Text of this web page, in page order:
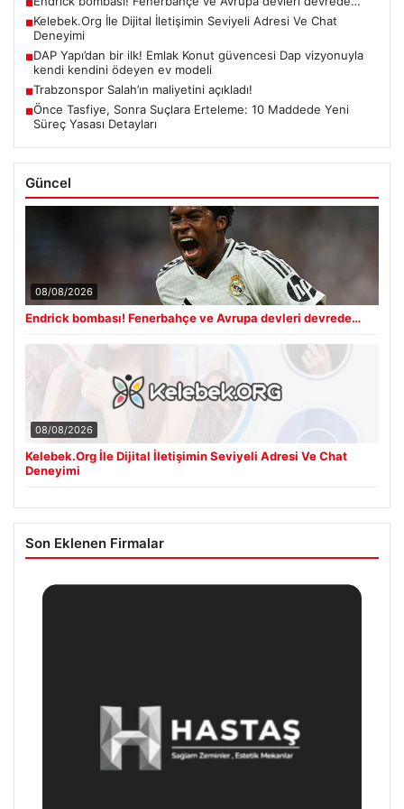
■
■Kelebek.Org İle Dijital İletişimin Seviyeli Adresi Ve Chat
Deneyimi
■DAP Yapı’dan bir ilk! Emlak Konut güvencesi Dap vizyonuyla
kendi kendini ödeyen ev modeli
■Trabzonspor Salah’ın maliyetini açıkladı!
■Önce Tasfiye, Sonra Suçlara Erteleme: 10 Maddede Yeni
Süreç Yasası Detayları
Güncel
08/08/2026
Endrick bombası! Fenerbahçe ve Avrupa devleri devrede…
08/08/2026
Kelebek.Org İle Dijital İletişimin Seviyeli Adresi Ve Chat
Deneyimi
Son Eklenen Firmalar